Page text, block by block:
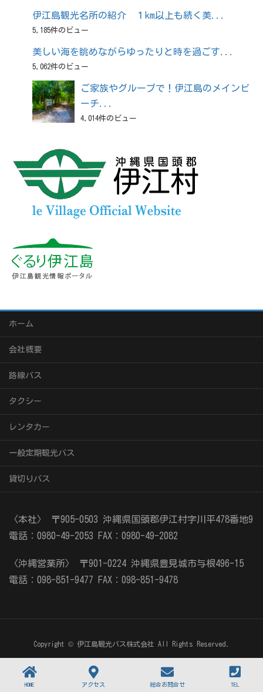
伊江島観光名所の紹介 １km以上も続く美...
5,185件のビュー
美しい海を眺めながらゆったりと時を過ごす...
5,062件のビュー
ご家族やグループで！伊江島のメインビ
ーチ...
4,014件のビュー
ホーム
会社概要
路線バス
タクシー
レンタカー
一般定期観光バス
貸切りバス
〈本社〉 〒905-0503 沖縄県国頭郡伊江村字川平478番地9
電話：0980-49-2053 FAX：0980-49-2082
〈沖縄営業所〉 〒901-0224 沖縄県豊見城市与根496-15
電話：098-851-9477 FAX：098-851-9478
Copyright © 伊江島観光バス株式会社 All Rights Reserved.
HOME アクセス 総合お問合せ TEL